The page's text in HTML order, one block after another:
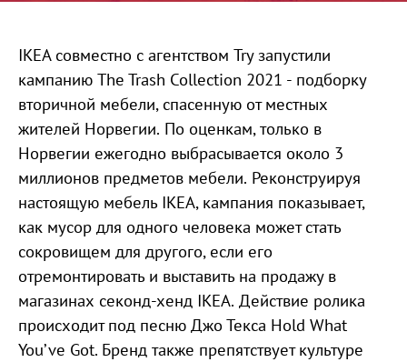
IKEA совместно с агентством Try запустили
кампанию The Trash Collection 2021 - подборку
вторичной мебели, спасенную от местных
жителей Норвегии. По оценкам, только в
Норвегии ежегодно выбрасывается около 3
миллионов предметов мебели. Реконструируя
настоящую мебель IKEA, кампания показывает,
как мусор для одного человека может стать
сокровищем для другого, если его
отремонтировать и выставить на продажу в
магазинах секонд-хенд IKEA. Действие ролика
происходит под песню Джо Текса Hold What
You’ve Got. Бренд также препятствует культуре